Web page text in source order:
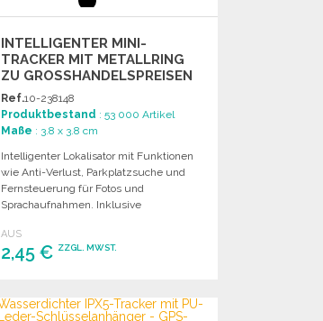
INTELLIGENTER MINI-
TRACKER MIT METALLRING
ZU GROSSHANDELSPREISEN
Ref.10-238148
Produktbestand : 53 000 Artikel
Maße : 3.8 x 3.8 cm
Intelligenter Lokalisator mit Funktionen
wie Anti-Verlust, Parkplatzsuche und
Fernsteuerung für Fotos und
Sprachaufnahmen. Inklusive
AUS
2,45 € ZZGL. MWST.
Angebot anfordern